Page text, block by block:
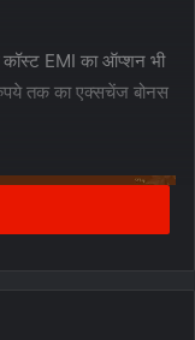
कॉस्ट EMI का ऑप्शन भी
तक का एक्सचेंज बोनस